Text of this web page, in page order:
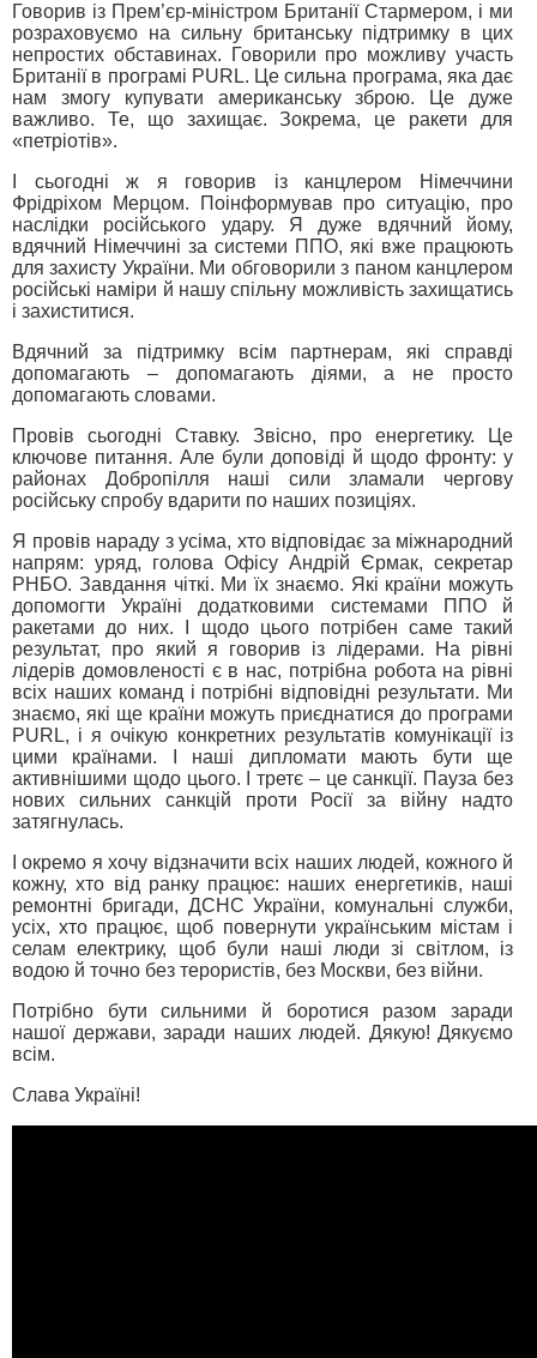
Говорив із Прем’єр-міністром Британії Стармером, і ми
розраховуємо на сильну британську підтримку в цих
непростих обставинах. Говорили про можливу участь
Британії в програмі PURL. Це сильна програма, яка дає
нам змогу купувати американську зброю. Це дуже
важливо. Те, що захищає. Зокрема, це ракети для
«петріотів».
І сьогодні ж я говорив із канцлером Німеччини
Фрідріхом Мерцом. Поінформував про ситуацію, про
наслідки російського удару. Я дуже вдячний йому,
вдячний Німеччині за системи ППО, які вже працюють
для захисту України. Ми обговорили з паном канцлером
російські наміри й нашу спільну можливість захищатись
і захиститися.
Вдячний за підтримку всім партнерам, які справді
допомагають – допомагають діями, а не просто
допомагають словами.
Провів сьогодні Ставку. Звісно, про енергетику. Це
ключове питання. Але були доповіді й щодо фронту: у
районах Добропілля наші сили зламали чергову
російську спробу вдарити по наших позиціях.
Я провів нараду з усіма, хто відповідає за міжнародний
напрям: уряд, голова Офісу Андрій Єрмак, секретар
РНБО. Завдання чіткі. Ми їх знаємо. Які країни можуть
допомогти Україні додатковими системами ППО й
ракетами до них. І щодо цього потрібен саме такий
результат, про який я говорив із лідерами. На рівні
лідерів домовленості є в нас, потрібна робота на рівні
всіх наших команд і потрібні відповідні результати. Ми
знаємо, які ще країни можуть приєднатися до програми
PURL, і я очікую конкретних результатів комунікації із
цими країнами. І наші дипломати мають бути ще
активнішими щодо цього. І третє – це санкції. Пауза без
нових сильних санкцій проти Росії за війну надто
затягнулась.
І окремо я хочу відзначити всіх наших людей, кожного й
кожну, хто від ранку працює: наших енергетиків, наші
ремонтні бригади, ДСНС України, комунальні служби,
усіх, хто працює, щоб повернути українським містам і
селам електрику, щоб були наші люди зі світлом, із
водою й точно без терористів, без Москви, без війни.
Потрібно бути сильними й боротися разом заради
нашої держави, заради наших людей. Дякую! Дякуємо
всім.
Слава Україні!